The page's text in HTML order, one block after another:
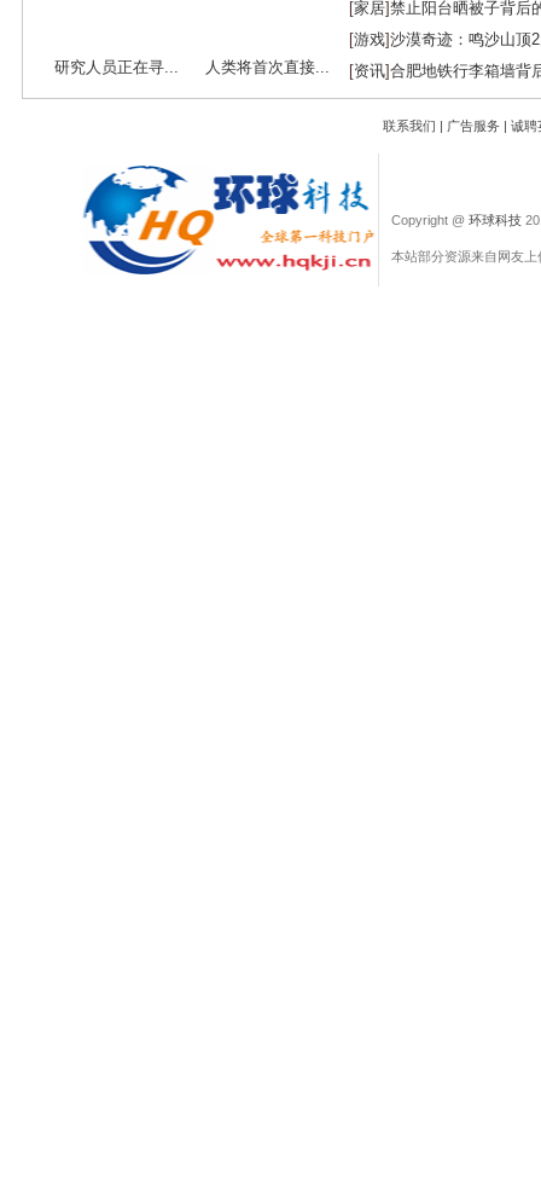
研究人员正在寻... 人类将首次直接...
[家居]禁止阳台晒被子背后
[游戏]沙漠奇迹：鸣沙山顶
[资讯]合肥地铁行李箱墙背
联系我们 | 广告服务 | 诚聘
Copyright @ 环球科技
本站部分资源来自网友